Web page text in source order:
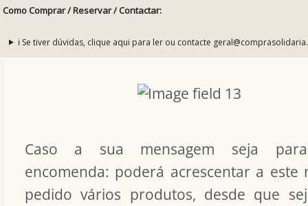
Como Comprar / Reservar / Contactar:
ℹ️ Se tiver dúvidas, clique aqui para ler ou contacte